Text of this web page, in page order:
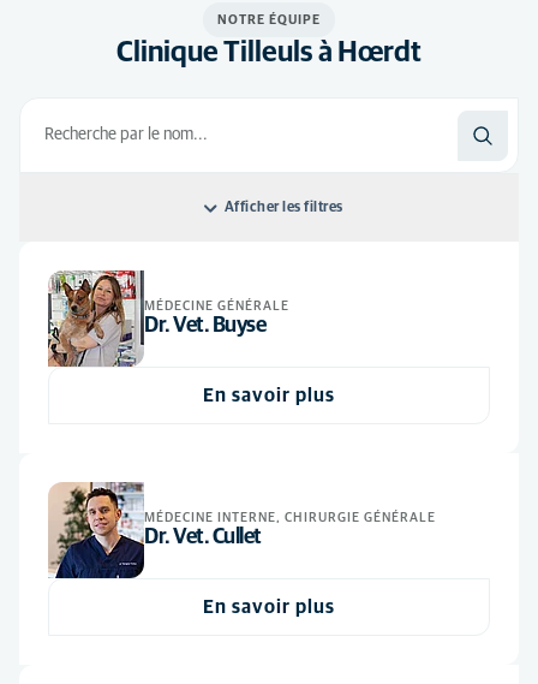
NOTRE ÉQUIPE
Clinique Tilleuls à Hœrdt
Afficher les filtres
Classer par: Default
Default
Ordre alphabétique
Tous les postes
ASV
MÉDECINE GÉNÉRALE
Dr. Vet. Buyse
En savoir plus
MÉDECINE INTERNE, CHIRURGIE GÉNÉRALE
Dr. Vet. Cullet
En savoir plus